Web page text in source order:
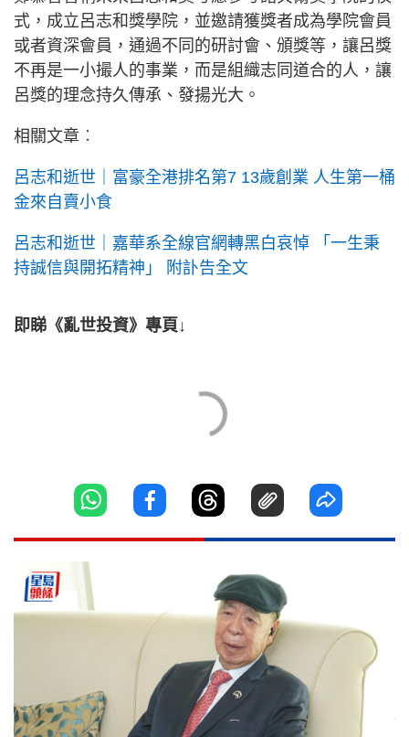
式，成立呂志和獎學院，並邀請獲獎者成為學院會員
或者資深會員，通過不同的研討會、頒獎等，讓呂獎
不再是一小撮人的事業，而是組織志同道合的人，讓
呂獎的理念持久傳承、發揚光大。
相關文章︰
呂志和逝世｜ 富豪全港排名第7 13歲創業 人生第一桶
金來自賣小食
呂志和逝世｜嘉華系全線官網轉黑白哀悼 「一生秉
持誠信與開拓精神」 附訃告全文
即睇《亂世投資》專頁↓